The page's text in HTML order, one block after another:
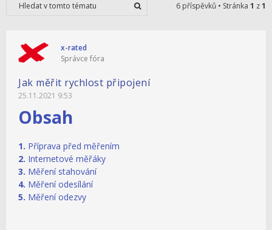
6 příspěvků • Stránka 1 z1
x-rated
Správce fóra
Jak měřit rychlost připojení
25.11.2021 9:53
Obsah
1. Příprava před měřením
2. Internetové měřáky
3. Měření stahování
4. Měření odesílání
5. Měření odezvy